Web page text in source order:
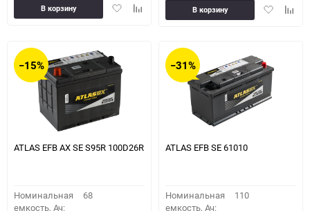
ДобавитьДобавить
В корзину
Добавить
В корзину
−15%
ATLAS EFB AX SE S95R 100D26R
Номинальная
емкость, Ач:
68
−31%
ATLAS EFB SE 61010
Номинальная
емкость, Ач:
110